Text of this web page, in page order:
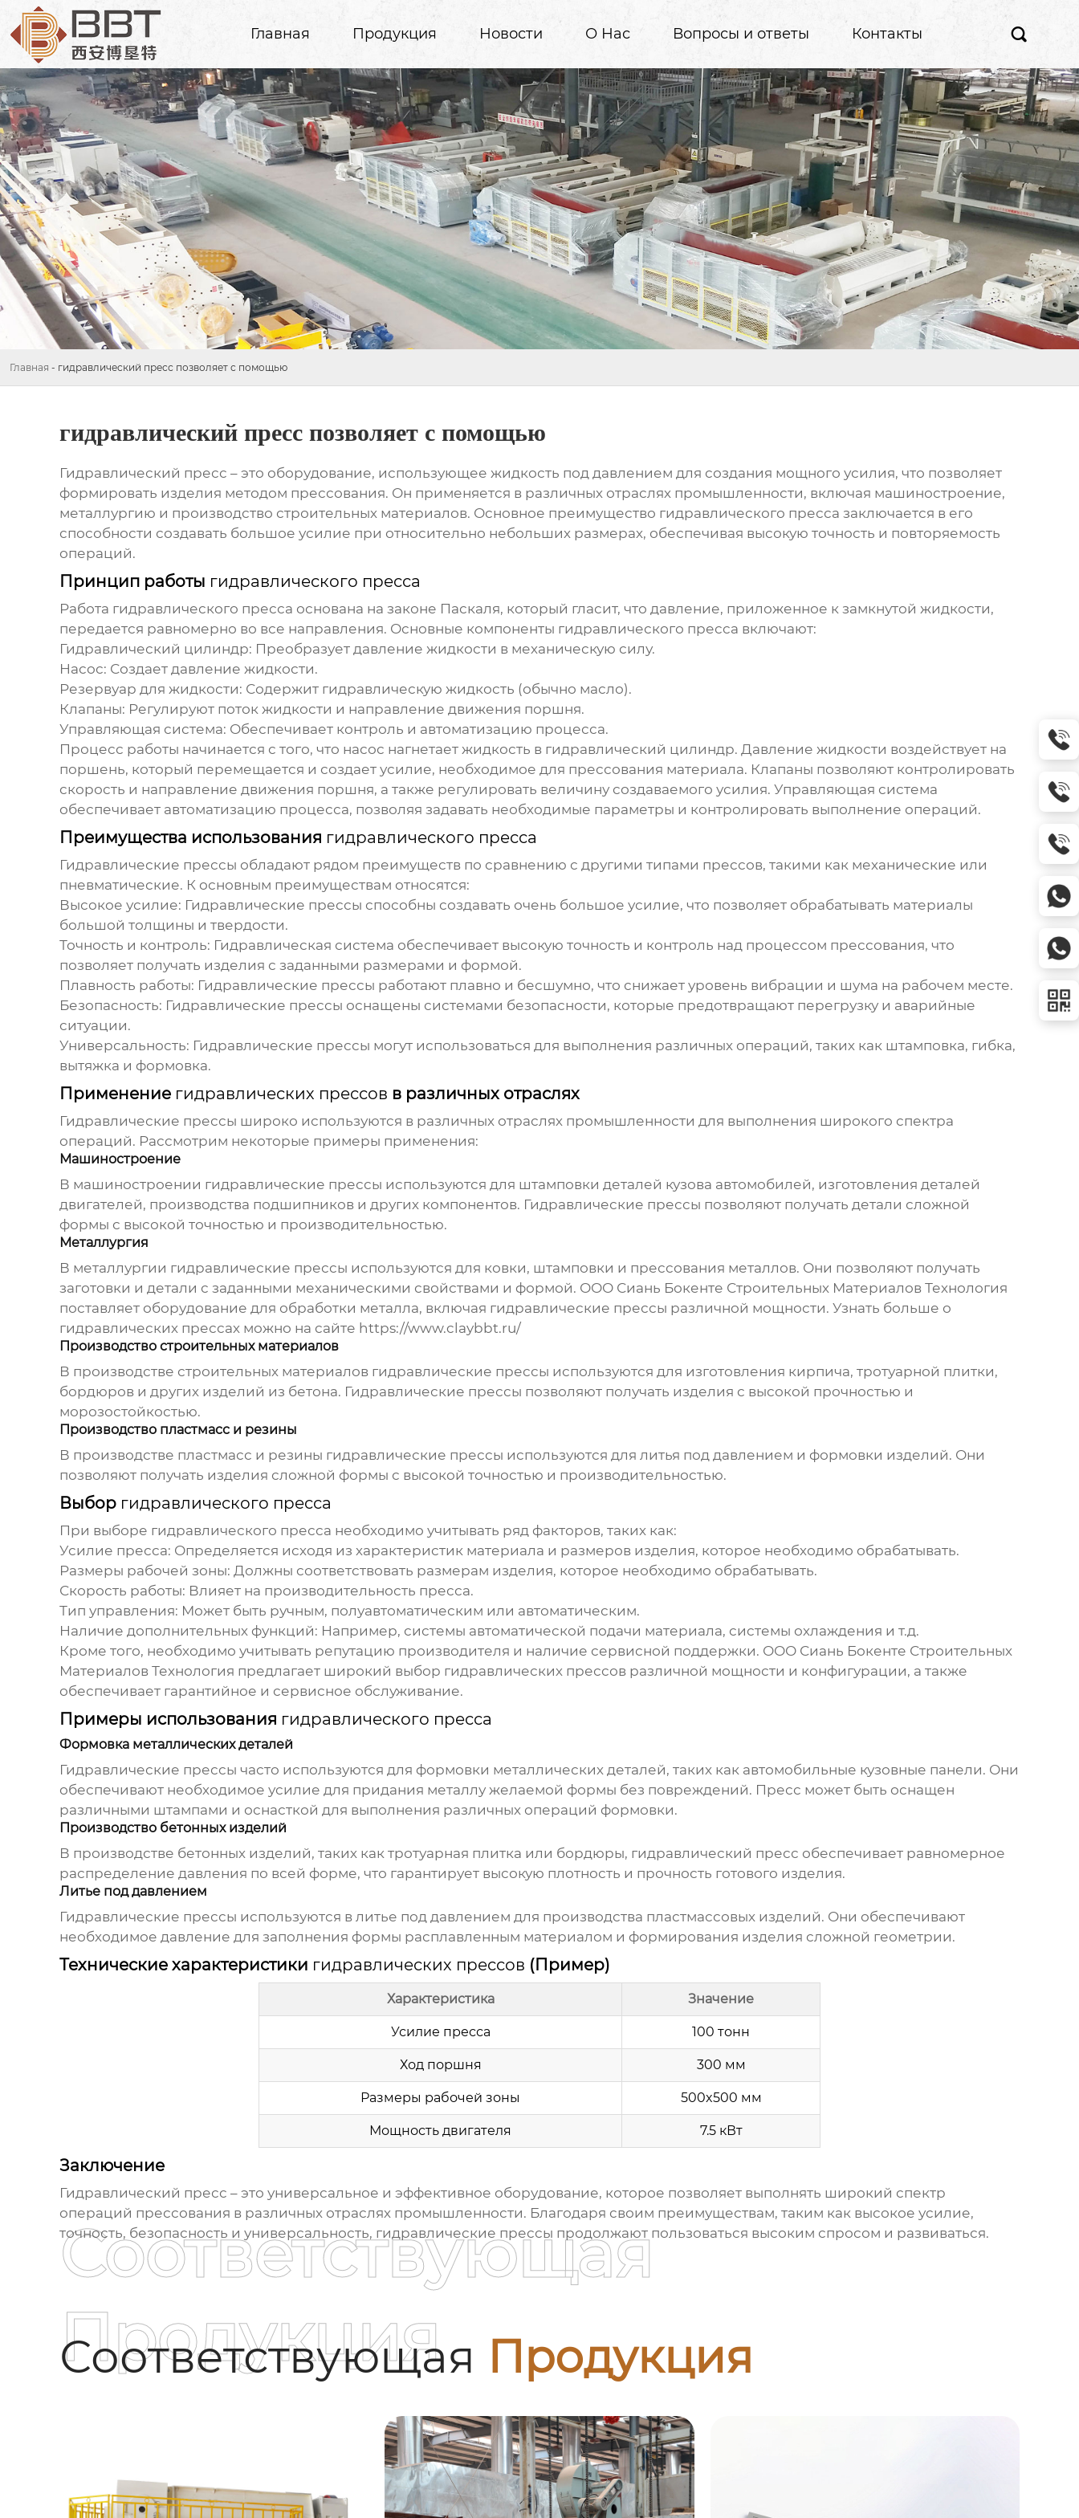
Главная Продукция Новости О Нас Вопросы и ответы Контакты 
Главная - гидравлический пресс позволяет с помощью
гидравлический пресс позволяет с помощью
Гидравлический пресс – это оборудование, использующее жидкость под давлением для создания мощного усилия, что позволяет
формировать изделия методом прессования. Он применяется в различных отраслях промышленности, включая машиностроение,
металлургию и производство строительных материалов. Основное преимущество гидравлического пресса заключается в его
способности создавать большое усилие при относительно небольших размерах, обеспечивая высокую точность и повторяемость
операций.
Принцип работы гидравлического пресса
Работа гидравлического пресса основана на законе Паскаля, который гласит, что давление, приложенное к замкнутой жидкости,
передается равномерно во все направления. Основные компоненты гидравлического пресса включают:
Гидравлический цилиндр: Преобразует давление жидкости в механическую силу.
Насос: Создает давление жидкости.
Резервуар для жидкости: Содержит гидравлическую жидкость (обычно масло).
Клапаны: Регулируют поток жидкости и направление движения поршня.
Управляющая система: Обеспечивает контроль и автоматизацию процесса.
Процесс работы начинается с того, что насос нагнетает жидкость в гидравлический цилиндр. Давление жидкости воздействует на
поршень, который перемещается и создает усилие, необходимое для прессования материала. Клапаны позволяют контролировать
скорость и направление движения поршня, а также регулировать величину создаваемого усилия. Управляющая система
обеспечивает автоматизацию процесса, позволяя задавать необходимые параметры и контролировать выполнение операций.
Преимущества использования гидравлического пресса
Гидравлические прессы обладают рядом преимуществ по сравнению с другими типами прессов, такими как механические или
пневматические. К основным преимуществам относятся:
Высокое усилие: Гидравлические прессы способны создавать очень большое усилие, что позволяет обрабатывать материалы
большой толщины и твердости.
Точность и контроль: Гидравлическая система обеспечивает высокую точность и контроль над процессом прессования, что
позволяет получать изделия с заданными размерами и формой.
Плавность работы: Гидравлические прессы работают плавно и бесшумно, что снижает уровень вибрации и шума на рабочем месте.
Безопасность: Гидравлические прессы оснащены системами безопасности, которые предотвращают перегрузку и аварийные
ситуации.
Универсальность: Гидравлические прессы могут использоваться для выполнения различных операций, таких как штамповка, гибка,
вытяжка и формовка.
Применение гидравлических прессов в различных отраслях
Гидравлические прессы широко используются в различных отраслях промышленности для выполнения широкого спектра
операций. Рассмотрим некоторые примеры применения:
Машиностроение
В машиностроении гидравлические прессы используются для штамповки деталей кузова автомобилей, изготовления деталей
двигателей, производства подшипников и других компонентов. Гидравлические прессы позволяют получать детали сложной
формы с высокой точностью и производительностью.
Металлургия
В металлургии гидравлические прессы используются для ковки, штамповки и прессования металлов. Они позволяют получать
заготовки и детали с заданными механическими свойствами и формой. ООО Сиань Бокенте Строительных Материалов Технология
поставляет оборудование для обработки металла, включая гидравлические прессы различной мощности. Узнать больше о
гидравлических прессах можно на сайте https://www.claybbt.ru/
Производство строительных материалов
В производстве строительных материалов гидравлические прессы используются для изготовления кирпича, тротуарной плитки,
бордюров и других изделий из бетона. Гидравлические прессы позволяют получать изделия с высокой прочностью и
морозостойкостью.
Производство пластмасс и резины
В производстве пластмасс и резины гидравлические прессы используются для литья под давлением и формовки изделий. Они
позволяют получать изделия сложной формы с высокой точностью и производительностью.
Выбор гидравлического пресса
При выборе гидравлического пресса необходимо учитывать ряд факторов, таких как:
Усилие пресса: Определяется исходя из характеристик материала и размеров изделия, которое необходимо обрабатывать.
Размеры рабочей зоны: Должны соответствовать размерам изделия, которое необходимо обрабатывать.
Скорость работы: Влияет на производительность пресса.
Тип управления: Может быть ручным, полуавтоматическим или автоматическим.
Наличие дополнительных функций: Например, системы автоматической подачи материала, системы охлаждения и т.д.
Кроме того, необходимо учитывать репутацию производителя и наличие сервисной поддержки. ООО Сиань Бокенте Строительных
Материалов Технология предлагает широкий выбор гидравлических прессовразличной мощности и конфигурации, а также
обеспечивает гарантийное и сервисное обслуживание.
Примеры использования гидравлического пресса
Формовка металлических деталей
Гидравлические прессы часто используются для формовки металлических деталей, таких как автомобильные кузовные панели. Они
обеспечивают необходимое усилие для придания металлу желаемой формы без повреждений. Пресс может быть оснащен
различными штампами и оснасткой для выполнения различных операций формовки.
Производство бетонных изделий
В производстве бетонных изделий, таких как тротуарная плитка или бордюры, гидравлический пресс обеспечивает равномерное
распределение давления по всей форме, что гарантирует высокую плотность и прочность готового изделия.
Литье под давлением
Гидравлические прессы используются в литье под давлением для производства пластмассовых изделий. Они обеспечивают
необходимое давление для заполнения формы расплавленным материалом и формирования изделия сложной геометрии.
Технические характеристики гидравлических прессов (Пример)
Характеристика Значение
Усилие пресса 100 тонн
Ход поршня 300 мм
Размеры рабочей зоны 500x500 мм
Мощность двигателя 7.5 кВт
Заключение
Гидравлический пресс – это универсальное и эффективное оборудование, которое позволяет выполнять широкий спектр
операций прессования в различных отраслях промышленности. Благодаря своим преимуществам, таким как высокое усилие,
точность, безопасность и универсальность, гидравлические прессы продолжают пользоваться высоким спросом и развиваться.
Соответствующая Продукция
Соответствующая
Продукция